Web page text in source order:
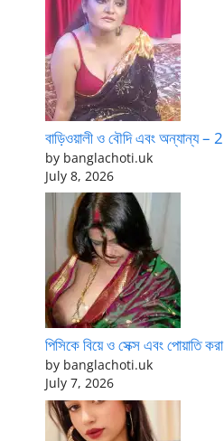
বাড়িওয়ালী ও বৌদি এবং অন্যান্য – 2
by banglachoti.uk
July 8, 2026
পিসিকে বিয়ে ও সেক্স এবং পোয়াতি করা
by banglachoti.uk
July 7, 2026